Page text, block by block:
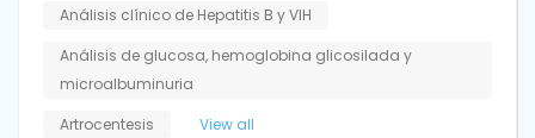
Análisis clínico de Hepatitis B y VIH
Análisis de glucosa, hemoglobina glicosilada y
microalbuminuria
Artrocentesis
View all